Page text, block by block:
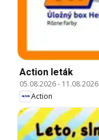
Action leták
05.08.2026- 11.08.2026
Action